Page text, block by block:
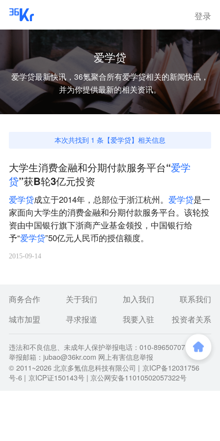
登录
爱学贷
爱学贷最新快讯，36氪聚合所有爱学贷相关的新闻快讯，
并为你提供最新的相关资讯。
本次共找到 1 条【爱学贷】相关信息
大学生消费金融和分期付款服务平台“爱学
贷”获B轮3亿元投资
爱学贷成立于2014年，总部位于浙江杭州。 爱学贷是一
家面向大学生的消费金融和分期付款服务平台。该轮投
资由中国银行旗下浙商产业基金领投，中国银行给
予“爱学贷”50亿元人民币的授信额度。
2015-09-14
商务合作 关于我们 加入我们
联系我们
城市加盟
寻求报道 我要入驻 投资者关系
违法和不良信息、未成年人保护举报电话：010-89650707
举报邮箱：jubao@36kr.com 网上有害信息举报
© 2011~2026北京多氪信息科技有限公司 | 京ICP备12031756
号-6 | 京ICP证150143号 | 京公网安备11010502057322号